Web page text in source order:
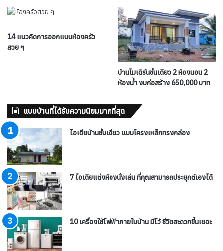
14 แนวคิดการออกแบบห้องครัว
สวย ๆ
บ้านโมเดิร์นชั้นเดียว 2 ห้องนอน 2
ห้องน้ำ งบก่อสร้าง 650,000 บาท
แบบบ้านที่ได้รับความนิยมมากที่สุด
ไอเดียบ้านชั้นเดียว แบบโครงเหล็กทรงกล่อง
7 ไอเดียแต่งห้องนั่งเล่น ที่คุณสามารถประยุกต์เองได้
10 เครื่องใช้ไฟฟ้าภายในบ้าน มีไว้ ชีวิตสะดวกขึ้นเยอะ